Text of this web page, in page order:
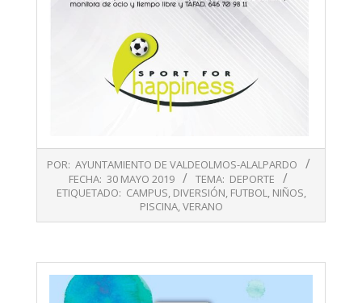
05-
POR: AYUNTAMIENTO DE VALDEOLMOS-ALALPARDO
FECHA: 30 MAYO 2019 TEMA: DEPORTE
ETIQUETADO: CAMPUS, DIVERSIÓN, FUTBOL, NIÑOS,
PISCINA,VERANO